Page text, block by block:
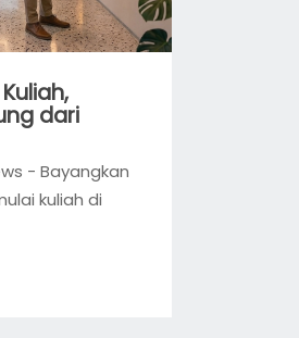
dari
- Bayangkan
kuliah di